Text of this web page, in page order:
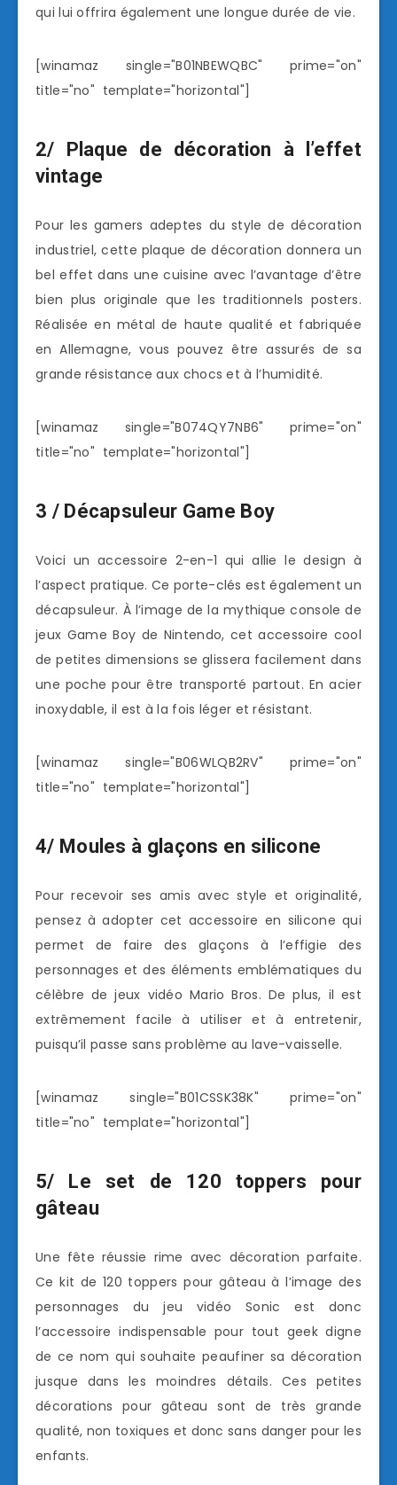
qui lui offrira également une longue durée de vie.
[winamaz single="B01NBEWQBC" prime="on"
title="no" template="horizontal"]
2/ Plaque de décoration à l’effet
vintage
Pour les gamers adeptes du style de décoration
industriel, cette plaque de décoration donnera un
bel effet dans une cuisine avec l’avantage d’être
bien plus originale que les traditionnels posters.
Réalisée en métal de haute qualité et fabriquée
en Allemagne, vous pouvez être assurés de sa
grande résistance aux chocs et à l’humidité.
[winamaz single="B074QY7NB6" prime="on"
title="no" template="horizontal"]
3 / Décapsuleur Game Boy
Voici un accessoire 2-en-1 qui allie le design à
l’aspect pratique. Ce porte-clés est également un
décapsuleur. À l’image de la mythique console de
jeux Game Boy de Nintendo, cet accessoire cool
de petites dimensions se glissera facilement dans
une poche pour être transporté partout. En acier
inoxydable, il est à la fois léger et résistant.
[winamaz single="B06WLQB2RV" prime="on"
title="no" template="horizontal"]
4/ Moules à glaçons en silicone
Pour recevoir ses amis avec style et originalité,
pensez à adopter cet accessoire en silicone qui
permet de faire des glaçons à l’effigie des
personnages et des éléments emblématiques du
célèbre de jeux vidéo Mario Bros. De plus, il est
extrêmement facile à utiliser et à entretenir,
puisqu’il passe sans problème au lave-vaisselle.
[winamaz single="B01CSSK38K" prime="on"
title="no" template="horizontal"]
5/ Le set de 120 toppers pour
gâteau
Une fête réussie rime avec décoration parfaite.
Ce kit de 120 toppers pour gâteau à l’image des
personnages du jeu vidéo Sonic est donc
l’accessoire indispensable pour tout geek digne
de ce nom qui souhaite peaufiner sa décoration
jusque dans les moindres détails. Ces petites
décorations pour gâteau sont de très grande
qualité, non toxiques et donc sans danger pour les
enfants.